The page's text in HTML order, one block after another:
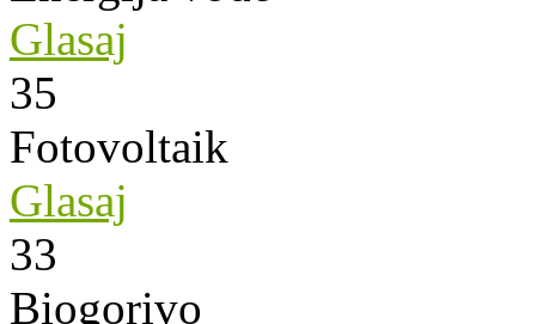
Glasaj
35
Fotovoltaik
Glasaj
33
Biogorivo